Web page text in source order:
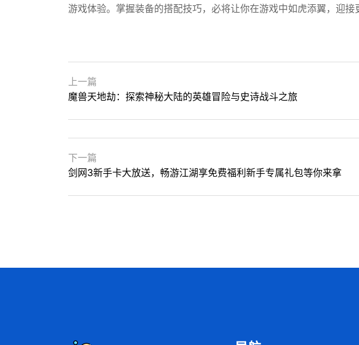
游戏体验。掌握装备的搭配技巧，必将让你在游戏中如虎添翼，迎接
上一篇
魔兽天地劫：探索神秘大陆的英雄冒险与史诗战斗之旅
下一篇
剑网3新手卡大放送，畅游江湖享免费福利新手专属礼包等你来拿